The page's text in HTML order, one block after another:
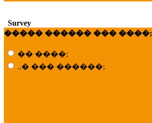
Survey
����� ������ ��� ����;
�� ����;
..� ��� ������;